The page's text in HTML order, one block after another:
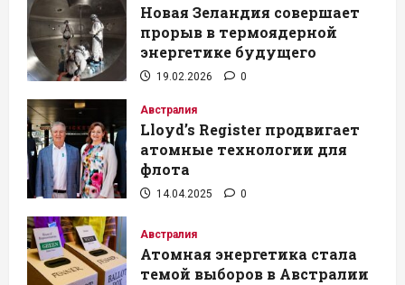
Новая Зеландия совершает
прорыв в термоядерной
энергетике будущего
19.02.2026 0
Австралия
Lloyd’s Register продвигает
атомные технологии для
флота
14.04.2025 0
Австралия
Атомная энергетика стала
темой выборов в Австралии